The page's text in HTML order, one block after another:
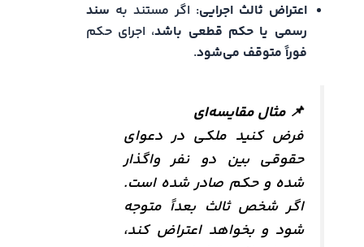
اعتراض ثالث اجرایی: اگر مستند به سند
رسمی یا حکم قطعی باشد، اجرای حکم
فوراً متوقف می‌شود.
📌 مثال مقایسه‌ای
فرض کنید ملکی در دعوای
حقوقی بین دو نفر واگذار
شده و حکم صادر شده است.
اگر شخص ثالث بعداً متوجه
شود و بخواهد اعتراض کند،